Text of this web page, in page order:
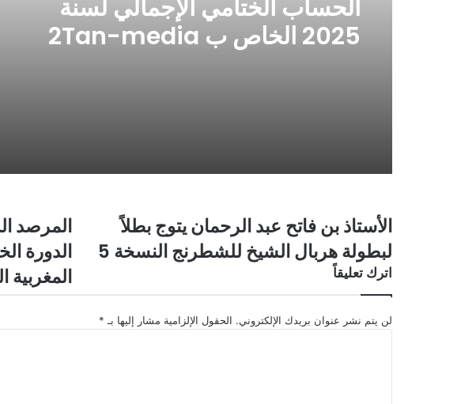
الحساب الختامي الإجمالي لسنة
2025 الخاص ب 2Tan-media
الأستاذ بن فاتح عبد الرحمان يتوج بطلاً
لبطولة هربال الشيخ للشطرنج النسخة 5
المرصد
الدورة
المغربية
اترك تعليقاً
لن يتم نشر عنوان بريدك الإلكتروني. الحقول الإلزامية مشار إليها بـ *